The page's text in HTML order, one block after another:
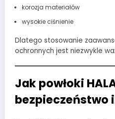
korozja materiałów
wysokie ciśnienie
Dlatego stosowanie
ochronnych jest niezwykle
Jak powłoki
bezpieczeństwo